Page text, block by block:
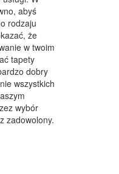
AGD
abyś
rodzaju
że
w twoim
tapety
dobry
wszystkich
wybór
zadowolony.